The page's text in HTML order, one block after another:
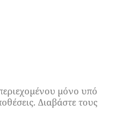
μόνο υπό
Διαβάστε τους